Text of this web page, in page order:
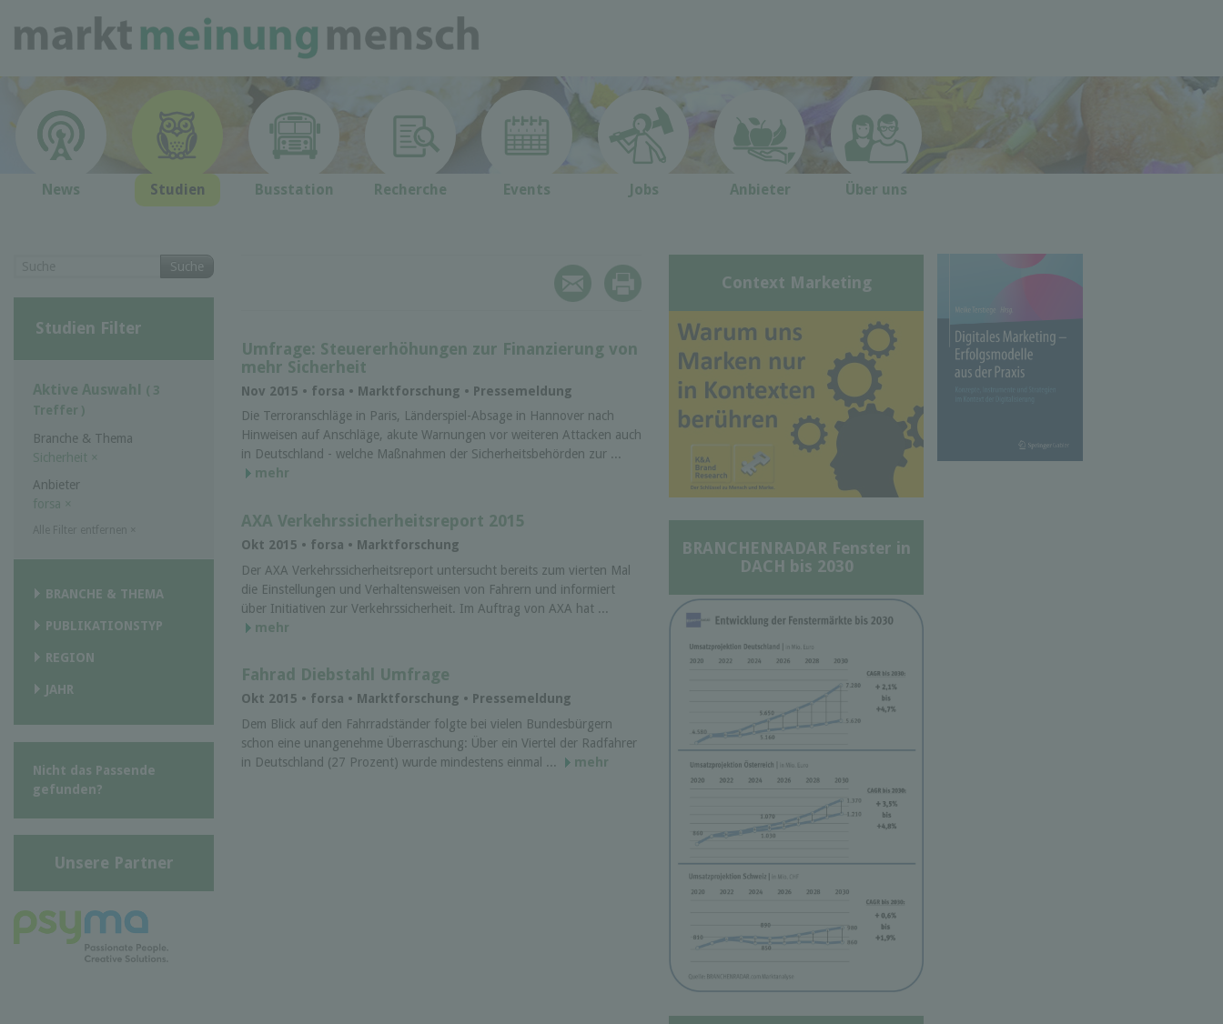
News Studien Busstation Recherche Events Jobs Anbieter Über uns
Umfrage: Steuererhöhungen zur Finanzierung von
mehr Sicherheit
Nov 2015 • forsa • Marktforschung • Pressemeldung
Die Terroranschläge in Paris, Länderspiel-Absage in Hannover nach
Hinweisen auf Anschläge, akute Warnungen vor weiteren Attacken auch
in Deutschland - welche Maßnahmen der Sicherheitsbehörden zur ...
mehr
AXA Verkehrssicherheitsreport 2015
Okt 2015 • forsa • Marktforschung
Der AXA Verkehrssicherheitsreport untersucht bereits zum vierten Mal
die Einstellungen und Verhaltensweisen von Fahrern und informiert
über Initiativen zur Verkehrssicherheit. Im Auftrag von AXA hat ...
mehr
Fahrad Diebstahl Umfrage
Okt 2015 • forsa • Marktforschung • Pressemeldung
Dem Blick auf den Fahrradständer folgte bei vielen Bundesbürgern
schon eine unangenehme Überraschung: Über ein Viertel der Radfahrer
in Deutschland (27 Prozent) wurde mindestens einmal ...
mehr
Suche
Studien Filter
Aktive Auswahl ( 3
Treffer )
Branche & Thema
Sicherheit ×
Anbieter
forsa ×
BRANCHE & THEMA
PUBLIKATIONSTYP
REGION
JAHR
Nicht das Passende
gefunden?
Unsere Partner
Context Marketing
BRANCHENRADAR Fenster in
DACH bis 2030